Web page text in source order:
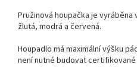
Pružinová houpačka je
žlutá, modrá a červená.
Houpadlo má maximální výšku
není nutné budovat